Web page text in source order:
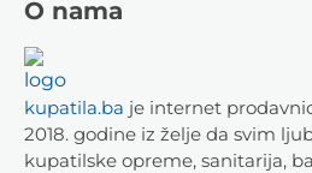
O nama
kupatila.ba je internet
2018. godine iz želje da svim
kupatilske opreme, sanitarija,